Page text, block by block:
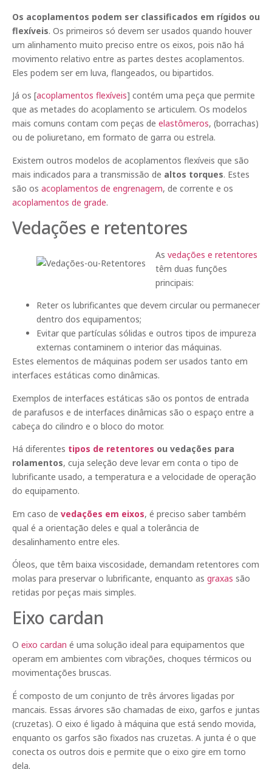
Os acoplamentos podem ser classificados em rígidos ou
flexíveis. Os primeiros só devem ser usados quando houver
um alinhamento muito preciso entre os eixos, pois não há
movimento relativo entre as partes destes acoplamentos.
Eles podem ser em luva, flangeados, ou bipartidos.
Já os [acoplamentos flexíveis] contém uma peça que permite
que as metades do acoplamento se articulem. Os modelos
mais comuns contam com peças de elastômeros, (borrachas)
ou de poliuretano, em formato de garra ou estrela.
Existem outros modelos de acoplamentos flexíveis que são
mais indicados para a transmissão de altos torques. Estes
são os acoplamentos de engrenagem, de corrente e os
acoplamentos de grade.
Vedações e retentores
As vedações e retentores
têm duas funções
principais:
Reter os lubrificantes que devem circular ou permanecer
dentro dos equipamentos;
Evitar que partículas sólidas e outros tipos de impureza
externas contaminem o interior das máquinas.
Estes elementos de máquinas podem ser usados tanto em
interfaces estáticas como dinâmicas.
Exemplos de interfaces estáticas são os pontos de entrada
de parafusos e de interfaces dinâmicas são o espaço entre a
cabeça do cilindro e o bloco do motor.
Há diferentes tipos de retentores ou vedações para
rolamentos, cuja seleção deve levar em conta o tipo de
lubrificante usado, a temperatura e a velocidade de operação
do equipamento.
Em caso de vedações em eixos, é preciso saber também
qual é a orientação deles e qual a tolerância de
desalinhamento entre eles.
Óleos, que têm baixa viscosidade, demandam retentores com
molas para preservar o lubrificante, enquanto as graxas são
retidas por peças mais simples.
Eixo cardan
O eixo cardan é uma solução ideal para equipamentos que
operam em ambientes com vibrações, choques térmicos ou
movimentações bruscas.
É composto de um conjunto de três árvores ligadas por
mancais. Essas árvores são chamadas de eixo, garfos e juntas
(cruzetas). O eixo é ligado à máquina que está sendo movida,
enquanto os garfos são fixados nas cruzetas. A junta é o que
conecta os outros dois e permite que o eixo gire em torno
dela.